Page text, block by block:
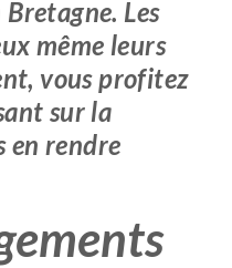
Les
même leurs
vous profitez
sur la
en rendre